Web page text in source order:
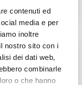
contenuti ed
media e per
inoltre
nostro sito con i
dei dati web,
combinarle
o che hanno